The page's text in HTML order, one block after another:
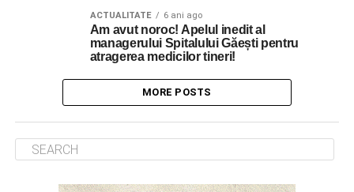
ACTUALITATE 6 ani ago
Am avut noroc! Apelul inedit al
managerului Spitalului Găești pentru
atragerea medicilor tineri!
MORE POSTS